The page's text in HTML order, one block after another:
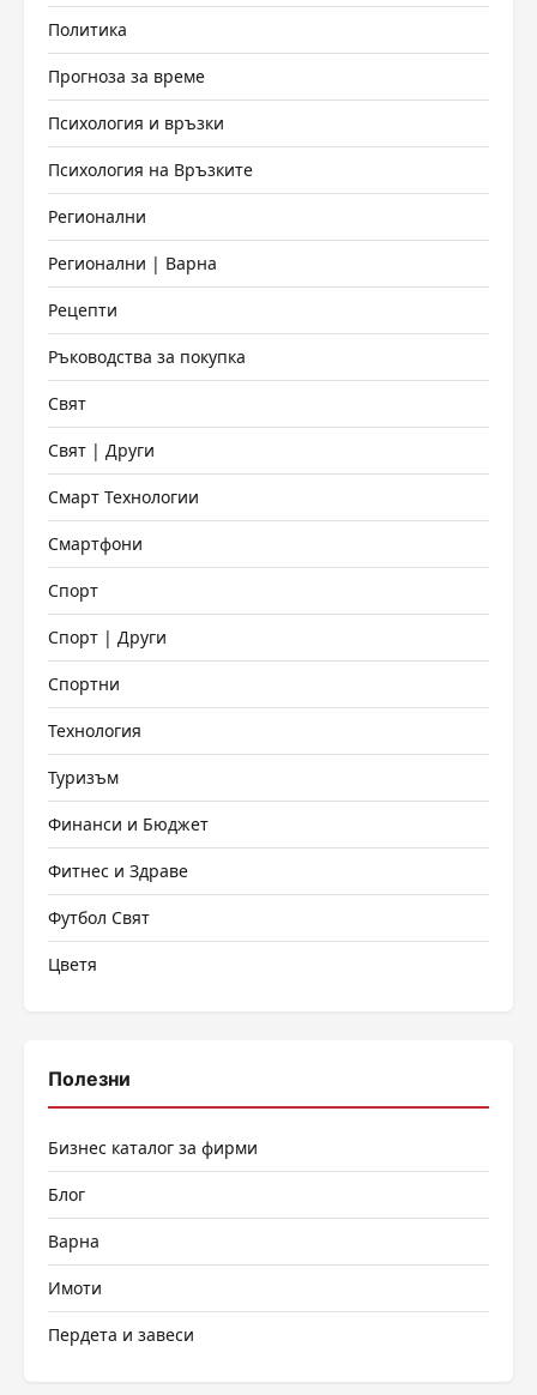
Политика
Прогноза за време
Психология и връзки
Психология на Връзките
Регионални
Регионални | Варна
Рецепти
Ръководства за покупка
Свят
Свят | Други
Смарт Технологии
Смартфони
Спорт
Спорт | Други
Спортни
Технология
Туризъм
Финанси и Бюджет
Фитнес и Здраве
Футбол Свят
Цветя
Полезни
Бизнес каталог за фирми
Блог
Варна
Имоти
Пердета и завеси